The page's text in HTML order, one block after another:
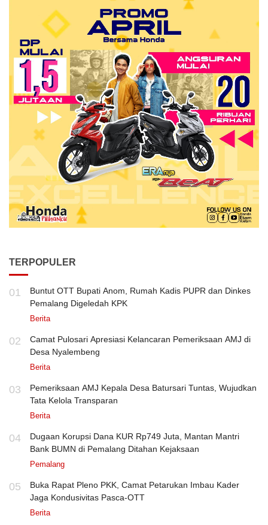
TERPOPULER
01
Buntut OTT Bupati Anom, Rumah Kadis PUPR dan Dinkes
Pemalang Digeledah KPK
Berita
02
Camat Pulosari Apresiasi Kelancaran Pemeriksaan AMJ di
Desa Nyalembeng
Berita
03
Pemeriksaan AMJ Kepala Desa Batursari Tuntas, Wujudkan
Tata Kelola Transparan
Berita
04
Dugaan Korupsi Dana KUR Rp749 Juta, Mantan Mantri
Bank BUMN di Pemalang Ditahan Kejaksaan
Pemalang
05
Buka Rapat Pleno PKK, Camat Petarukan Imbau Kader
Jaga Kondusivitas Pasca-OTT
Berita